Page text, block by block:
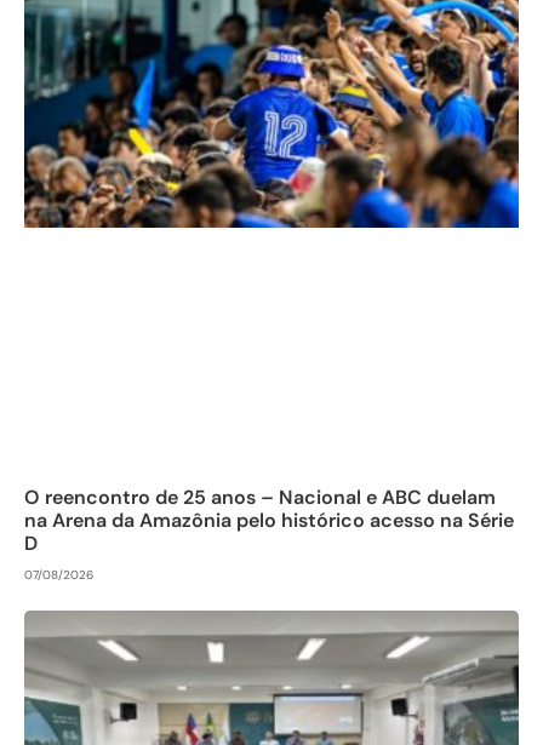
O reencontro de 25 anos – Nacional e ABC duelam
na Arena da Amazônia pelo histórico acesso na Série
D
07/08/2026